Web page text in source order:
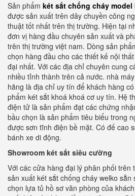
Sản phẩm két sắt chống cháy model
được sản xuất trên dây chuyền công
thuật tốt nhất trên thị trường. Hiện tại
đơn vị hàng đầu chuyên sản xuất và
trên thị trường việt nam. Dòng sản
chọn hàng đầu cho các thiết kế nội
đại nhất. Với các địa chỉ chuyên cung
nhiều tỉnh thành trên cả nước. nhà
hãng là địa chỉ uy tín để khách hàng
phẩm két sắt khoá khoá cơ uy tín. Hệ
điện tử là sản phẩm đạt các chứng
bầu chọn là sản phẩm tiêu biểu trong
được sơn tĩnh điện bề mặt. Có đế cao
bánh xe di động.
Showroom két sắt siêu cường
Với các cửa hàng đại lý phân phối trên
sản xuất két sắt chống cháy welko
chọn lựa tủ hồ sơ văn phòng của